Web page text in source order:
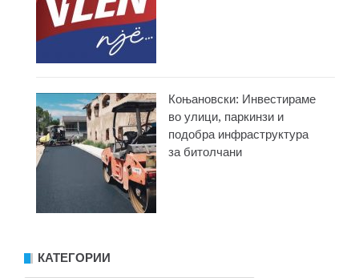
Коњановски: Инвестираме
во улици, паркинзи и
подобра инфраструктура
за битолчани
КАТЕГОРИИ